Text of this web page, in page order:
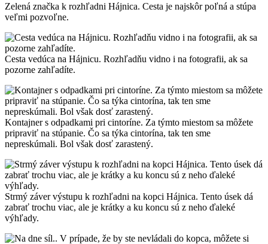
Zelená značka k rozhľadni Hájnica. Cesta je najskôr poľná a stúpa
veľmi pozvoľne.
Cesta vedúca na Hájnicu. Rozhľadňu vidno i na fotografii, ak sa
pozorne zahľadíte.
Kontajner s odpadkami pri cintoríne. Za týmto miestom sa môžete
pripraviť na stúpanie. Čo sa týka cintorína, tak ten sme
nepreskúmali. Bol však dosť zarastený.
Strmý záver výstupu k rozhľadni na kopci Hájnica. Tento úsek dá
zabrať trochu viac, ale je krátky a ku koncu sú z neho ďaleké
výhľady.